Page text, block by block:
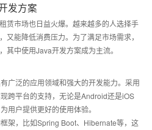
发方案
赁市场也日益火爆。越来越多的人选择手
又能降低消费压力。为了满足市场需求，
其中使用Java开发方案成为主流。
广泛的应用领域和强大的开发能力。采用
跨平台的支持，无论是Android还是iOS
用户提供更好的使用体验。
架，比如Spring Boot、Hibernate等，这